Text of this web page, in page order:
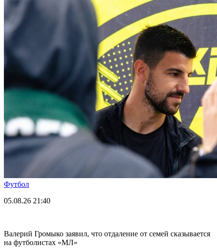
Футбол
05.08.26 21:40
Валерий Громыко заявил, что отдаление от семей сказывается
на футболистах «МЛ»